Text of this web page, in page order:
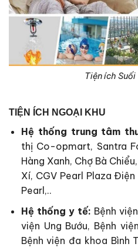
Tiện ích Suối
TIỆN ÍCH NGOẠI KHU
Hệ thống trung tâm
thị Co-opmart, Santra
Hàng Xanh, Chợ Bà
Xí, CGV Pearl Plaza
Pearl,..
Hệ thống y tế: Bệnh
viện Ung Bướu, Bệnh
Bệnh viện đa khoa Bình